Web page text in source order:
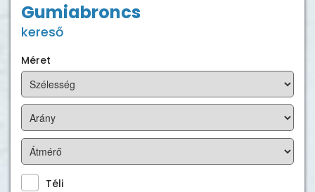
Gumiabroncs
kereső
Méret
Téli